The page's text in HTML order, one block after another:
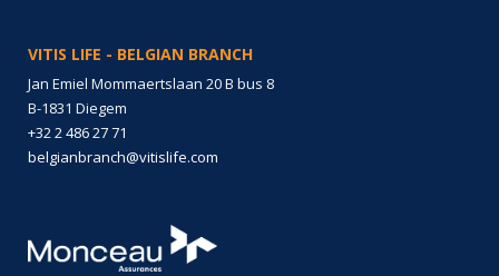
VITIS LIFE - BELGIAN BRANCH
Jan Emiel Mommaertslaan 20 B bus 8
B-1831 Diegem
+32 2 486 27 71
belgianbranch@vitislife.com